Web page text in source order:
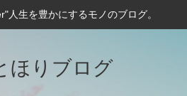
人生を豊かにするモノのブログ。
ほりブログ